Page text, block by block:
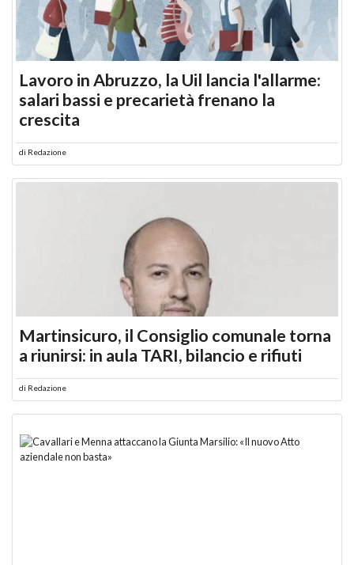
Lavoro in Abruzzo, la Uil lancia l'allarme:
salari bassi e precarietà frenano la
crescita
di Redazione
Martinsicuro, il Consiglio comunale torna
a riunirsi: in aula TARI, bilancio e rifiuti
di Redazione